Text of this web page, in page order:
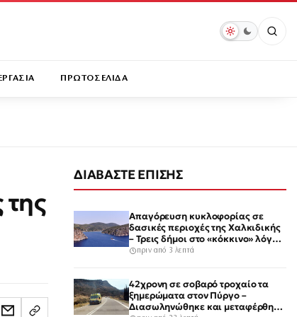
ΠΡΩΤΟΣΕΛΙΔΑ
ΔΙΑΒΑΣΤΕ ΕΠΙΣΗΣ
Απαγόρευση κυκλοφορίας σε
δασικές περιοχές της Χαλκιδικής
– Τρεις δήμοι στο «κόκκινο» λόγω
υψηλού κινδύνου εκδήλωσης
πριν από 3 λεπτά
42χρονη σε σοβαρό τροχαίο τα
ξημερώματα στον Πύργο –
Διασωληνώθηκε και μεταφέρθηκε